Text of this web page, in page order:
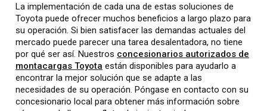
La implementación de cada una de estas soluciones de
Toyota puede ofrecer muchos beneficios a largo plazo para
su operación. Si bien satisfacer las demandas actuales del
mercado puede parecer una tarea desalentadora, no tiene
por qué ser así. Nuestros concesionarios autorizados de
montacargas Toyota están disponibles para ayudarlo a
encontrar la mejor solución que se adapte a las
necesidades de su operación. Póngase en contacto con su
concesionario local para obtener más información sobre